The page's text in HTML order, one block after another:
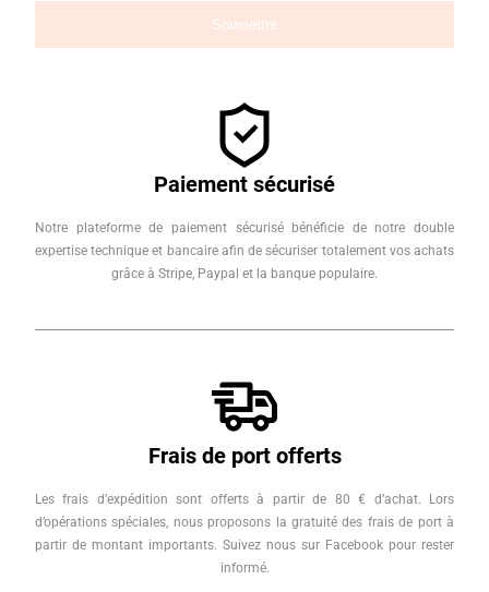
Paiement sécurisé
Notre plateforme de paiement sécurisé bénéficie de notre double
expertise technique et bancaire afin de sécuriser totalement vos achats
grâce à Stripe, Paypal et la banque populaire.
Frais de port offerts
Les frais d’expédition sont offerts à partir de 80 € d’achat. Lors
d’opérations spéciales, nous proposons la gratuité des frais de port à
partir de montant importants. Suivez nous sur Facebook pour rester
informé.